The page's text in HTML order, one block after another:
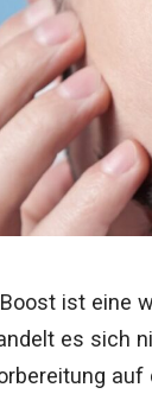
ist eine
es sich
auf